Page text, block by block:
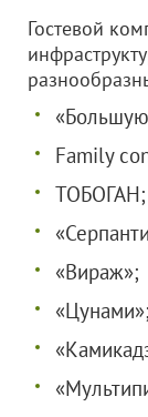
Гостевой
Family
ТОБОГАН;
«Вираж»;
«Цунами»;